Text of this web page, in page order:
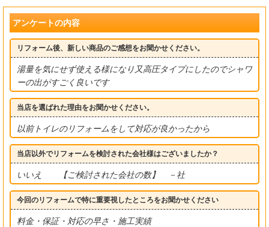
アンケートの内容
リフォーム後、新しい商品のご感想をお聞かせください。
湯量を気にせず使える様になり又高圧タイプにしたのでシャワ
ーの出がすごく良いです
当店を選ばれた理由をお聞かせください。
以前トイレのリフォームをして対応が良かったから
当店以外でリフォームを検討された会社様はございましたか？
いいえ 【ご検討された会社の数】 －社
今回のリフォームで特に重要視したところをお聞かせください
料金・保証・対応の早さ・施工実績